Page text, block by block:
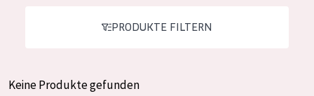
Hautregeneration
PRODUKTTYP
PRODUKTE FILTERN
Keine Produkte gefunden